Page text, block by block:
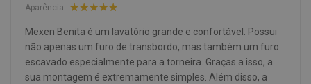
Aparência:
Mexen Benita é um lavatório grande e confortável. Possui
não apenas um furo de transbordo, mas também um furo
escavado especialmente para a torneira. Graças a isso, a
sua montagem é extremamente simples. Além disso, a